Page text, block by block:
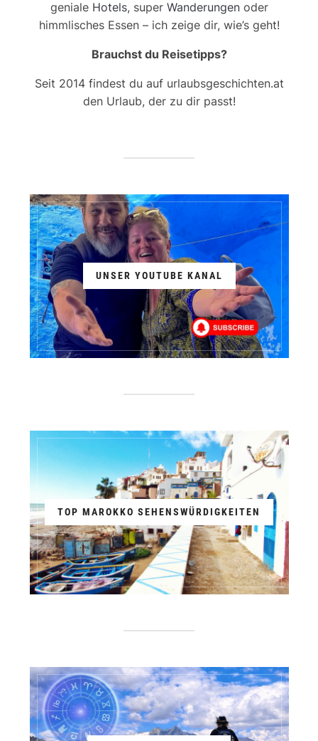
geniale Hotels, super Wanderungenoder
himmlisches Essen – ich zeige dir, wie’s geht!
Brauchst du Reisetipps?
Seit 2014 findest du auf urlaubsgeschichten.at
den Urlaub, der zu dir passt!
UNSER YOUTUBE KANAL
TOP MAROKKO SEHENSWÜRDIGKEITEN